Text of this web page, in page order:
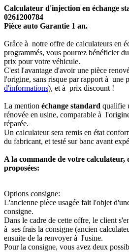
Calculateur d'injection en échange
0261200784
Pièce auto Garantie 1 an.
Grâce à notre offre de calculateurs en
programmés, vous pourrez bénéficier
prix pour votre véhicule.
C'est l'avantage d'avoir une pièce
l'origine, sans risque par rapport à une
d'informations), et à prix discount !
La mention échange standard qualifie
rénovée en usine, comparable à
réparée.
Un calculateur sera remis en état
du fabricant, et testé sur banc avant
A la commande de votre calculateur,
proposées:
Options consigne:
L'ancienne pièce usagée fait l'objet
consigne.
Dans le cadre de cette offre, le client
à ses frais la consigne (ancien
ensuite de la renvoyer à l'usine.
Pour la consigne, vous avez deux